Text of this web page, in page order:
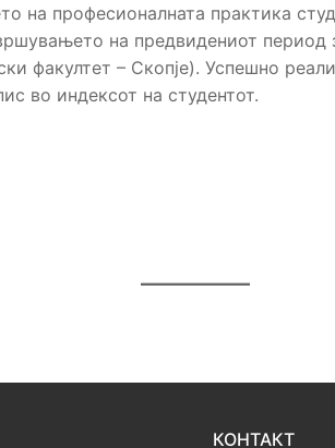
професионалната практика
на предвидениот
факултет – Скопје). Успешно
во индексот на студентот.
КОНТАКТ